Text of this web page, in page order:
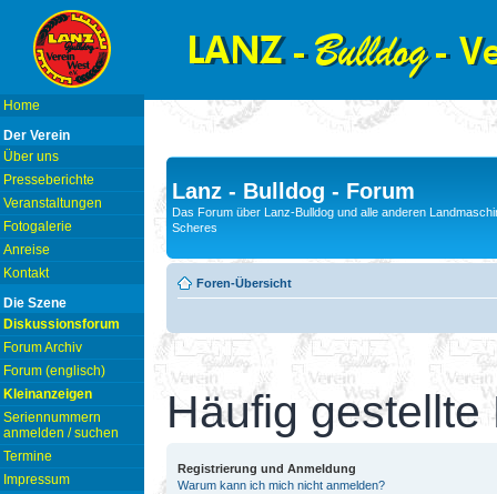
Home
Der Verein
Über uns
Presseberichte
Veranstaltungen
Fotogalerie
Anreise
Kontakt
Die Szene
Diskussionsforum
Forum Archiv
Forum (englisch)
Kleinanzeigen
Seriennummern
anmelden / suchen
Termine
Impressum
Lanz - Bulldog - Forum
Das Forum über Lanz-Bulldog und alle anderen
Scheres
Foren-Übersicht
Häufig gestellte
Registrierung und Anmeldung
Warum kann ich mich nicht anmelden?